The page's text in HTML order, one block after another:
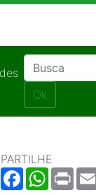
Ok
ShareFacebook Print